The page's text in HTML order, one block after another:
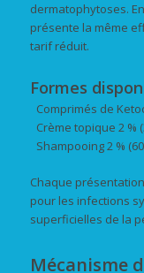
dermatophytoses.
présente la même
tarif réduit.
Formes
Comprimés de
Crème topique 2 %
Shampooing 2 %
Chaque
pour les infections
superficielles de la
Mécanisme